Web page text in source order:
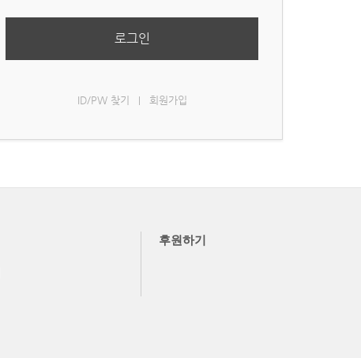
로그인
ID/PW 찾기 회원가입
후원하기